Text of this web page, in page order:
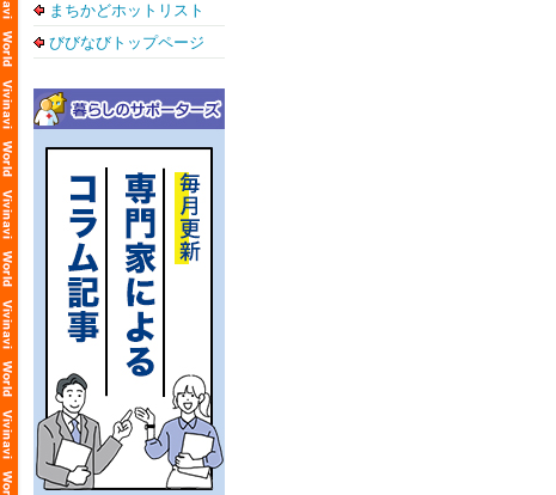
まちかどホットリスト
びびなびトップページ